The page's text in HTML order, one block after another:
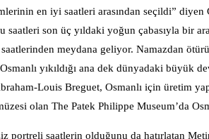
en iyi saatleri arasından seçildi”
saatleri son üç yıldaki yoğun çabasıyla bir
meydana geliyor. Namazdan
yıkıldığı ana dek dünyadaki büyük
Louis Breguet, Osmanlı için üretim
olan The Patek Philippe Museum’da
portreli saatlerin olduğunu da hatırlatan